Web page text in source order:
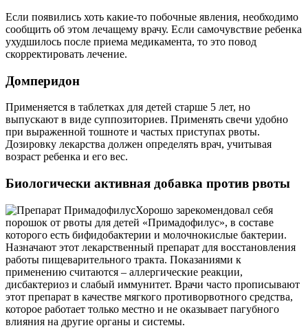
Если появились хоть какие-то побочные явления, необходимо
сообщить об этом лечащему врачу. Если самочувствие ребенка
ухудшилось после приема медикамента, то это повод
скорректировать лечение.
Домперидон
Применяется в таблетках для детей старше 5 лет, но
выпускают в виде суппозиториев. Применять свечи удобно
при выраженной тошноте и частых приступах рвоты.
Дозировку лекарства должен определять врач, учитывая
возраст ребенка и его вес.
Биологически активная добавка против рвоты
Хорошо зарекомендовал себя
порошок от рвоты для детей «Примадофилус», в составе
которого есть бифидобактерии и молочнокислые бактерии.
Назначают этот лекарственный препарат для восстановления
работы пищеварительного тракта. Показаниями к
применению считаются – аллергические реакции,
дисбактериоз и слабый иммунитет. Врачи часто прописывают
этот препарат в качестве мягкого противорвотного средства,
которое работает только местно и не оказывает пагубного
влияния на другие органы и системы.